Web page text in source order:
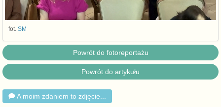
fot. SM
Powrót do fotoreportażu
Powrót do artykułu
A moim zdaniem to zdjęcie...